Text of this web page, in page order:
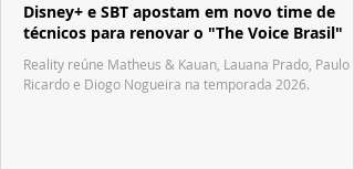
Disney+ e SBT apostam em novo time de
técnicos para renovar o "The Voice Brasil"
Reality reúne Matheus & Kauan, Lauana Prado, Paulo
Ricardo e Diogo Nogueira na temporada 2026.